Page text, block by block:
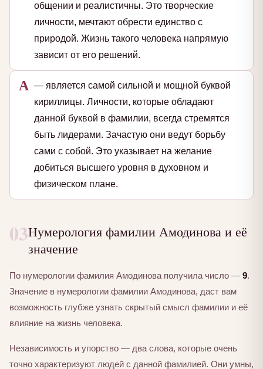
общении и реалистичны. Это творческие
личности, мечтают обрести единство с
природой. Жизнь такого человека напрямую
зависит от его решений.
А — является самой сильной и мощной буквой
кириллицы. Личности, которые обладают
данной буквой в фамилии, всегда стремятся
быть лидерами. Зачастую они ведут борьбу
сами с собой. Это указывает на желание
добиться высшего уровня в духовном и
физическом плане.
03Нумерология фамилии Амодинова и её
значение
По нумерологии фамилия Амодинова получила число — 9.
Значение в нумерологии фамилии Амодинова, даст вам
возможность глубже узнать скрытый смысл фамилии и её
влияние на жизнь человека.
Независимость и упорство — два слова, которые очень
точно характеризуют людей с данной фамилией. Они умны,